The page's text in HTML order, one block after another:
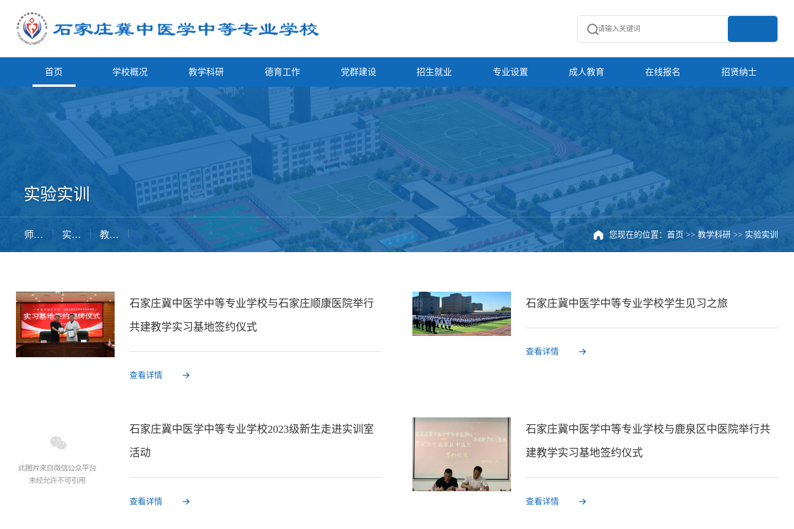
首页 学校概况 教学科研 德育工作 党群建设 招生就业 专业设置 成人教育 在线报名 招贤纳士
实验实训
师资队伍 实验实训 教育教学 您现在的位置：首页 >>教学科研 >> 实验实训
石家庄冀中医学中等专业学校与石家庄顺康医院举行
共建教学实习基地签约仪式
查看详情
石家庄冀中医学中等专业学校学生见习之旅
查看详情
石家庄冀中医学中等专业学校2023级新生走进实训室
活动
查看详情
石家庄冀中医学中等专业学校与鹿泉区中医院举行共
建教学实习基地签约仪式
查看详情